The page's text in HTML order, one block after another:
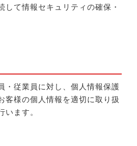
して情報セキュリティの確保・
・従業員に対し、個人情報保護
客様の個人情報を適切に取り扱
ます。